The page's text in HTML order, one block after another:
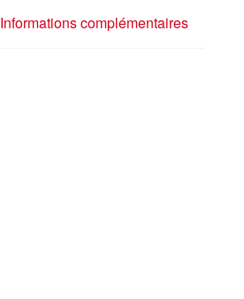
Informations complémentaires